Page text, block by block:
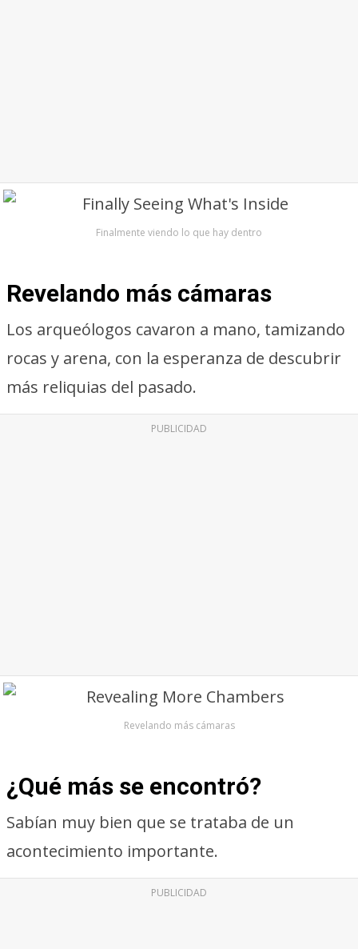
Finalmente viendo lo que hay dentro
Revelando más cámaras
Los arqueólogos cavaron a mano, tamizando
rocas y arena, con la esperanza de descubrir
más reliquias del pasado.
PUBLICIDAD
Revelando más cámaras
¿Qué más se encontró?
Sabían muy bien que se trataba de un
acontecimiento importante.
PUBLICIDAD